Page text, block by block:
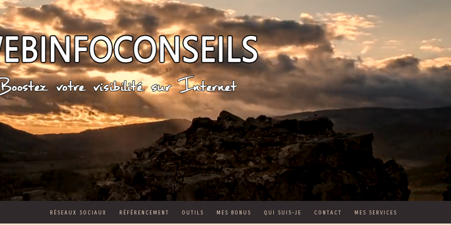
RÉSEAUX SOCIAUX RÉFÉRENCEMENT OUTILS MES BONUS QUI SUIS-JE CONTACT MES SERVICES